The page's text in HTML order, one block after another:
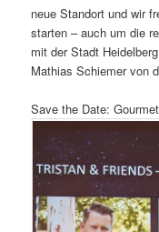
neue Standort und wir
starten – auch um die
mit der Stadt
Mathias Schiemer von
Save the Date: